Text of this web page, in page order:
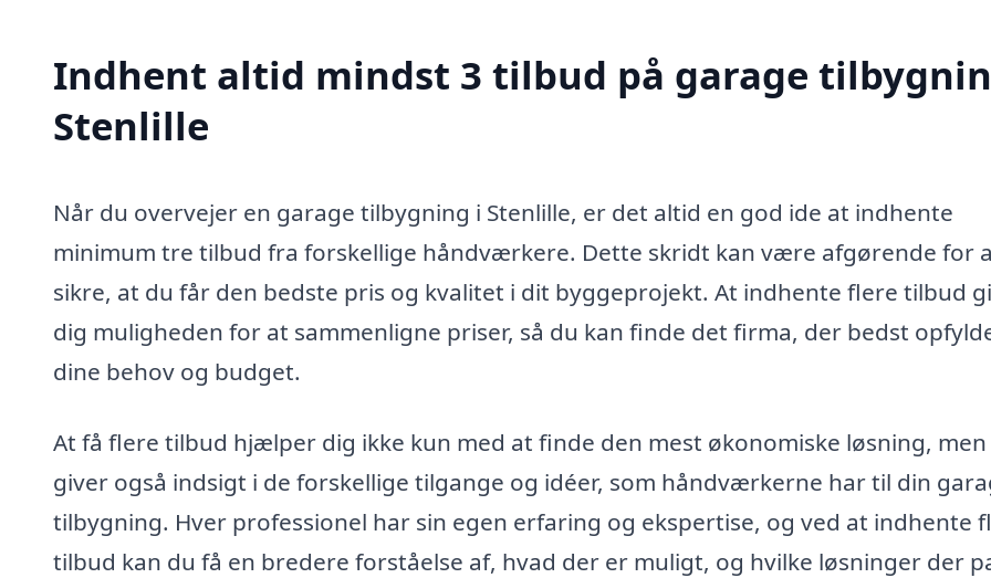
Indhent altid mindst 3 tilbud på garage
Stenlille
Når du overvejer en garage tilbygning i Stenlille, er det altid en god ide at indhente
minimum tre tilbud fra forskellige håndværkere. Dette skridt kan være afgørende for
sikre, at du får den bedste pris og kvalitet i dit byggeprojekt. At indhente flere tilbud
dig muligheden for at sammenligne priser, så du kan finde det firma, der bedst
dine behov og budget.
At få flere tilbud hjælper dig ikke kun med at finde den mest økonomiske løsning,
giver også indsigt i de forskellige tilgange og idéer, som håndværkerne har til din
tilbygning. Hver professionel har sin egen erfaring og ekspertise, og ved at indhente
tilbud kan du få en bredere forståelse af, hvad der er muligt, og hvilke løsninger der